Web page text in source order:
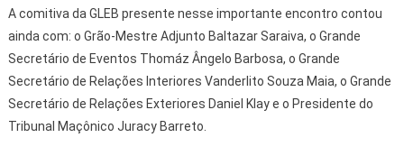
A comitiva da GLEB presente nesse importante encontro contou
ainda com: o Grão-Mestre Adjunto Baltazar Saraiva, o Grande
Secretário de Eventos Thomáz Ângelo Barbosa, o Grande
Secretário de Relações Interiores Vanderlito Souza Maia, o Grande
Secretário de Relações Exteriores Daniel Klay e o Presidente do
Tribunal Maçônico Juracy Barreto.